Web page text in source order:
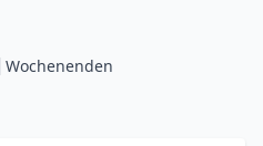
Wochenenden